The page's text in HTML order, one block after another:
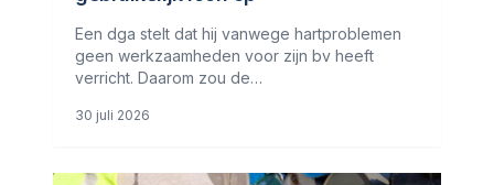
Een dga stelt dat hij vanwege hartproblemen
geen werkzaamheden voor zijn bv heeft
verricht. Daarom zou de
zijn. Het hof denkt daar anders over. Uit
30 juli 2026